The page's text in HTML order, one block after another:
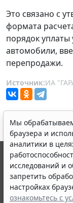
Это связано с
формата
порядок уплаты
автомобили,
перепродажи.
Источник:ИА
Мы
браузера и
аналитики в
исследований и
запретить
настройках
ознакомьтесь с
© ООО "НПП
выпускается с
являются
информации